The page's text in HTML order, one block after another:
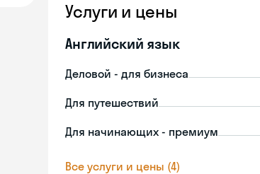
Услуги и цены
Английский язык
Деловой - для бизнеса
Для путешествий
Для начинающих - премиум
Все услуги и цены (4)